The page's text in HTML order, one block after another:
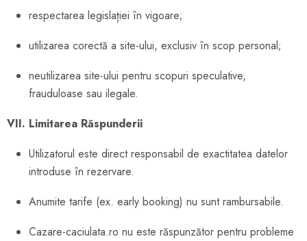
respectarea legislației în vigoare;
utilizarea corectă a site-ului, exclusiv în scop personal;
neutilizarea site-ului pentru scopuri speculative,
frauduloase sau ilegale.
VII. Limitarea Răspunderii
Utilizatorul este direct responsabil de exactitatea datelor
introduse în rezervare.
Anumite tarife (ex. early booking) nu sunt rambursabile.
Cazare-caciulata.ro nu este răspunzător pentru probleme